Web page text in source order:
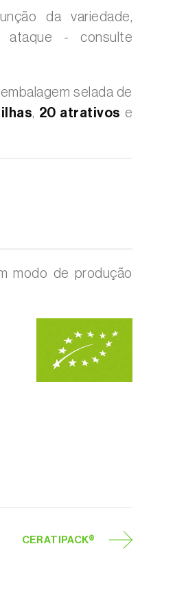
da variedade,
ataque - consulte
selada de
, 20 atrativos e
modo de produção
CERATIPACK®